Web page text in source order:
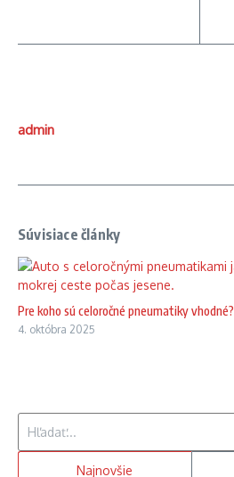
admin
Súvisiace články
Pre koho sú celoročné pneumatiky vhodné?
4. októbra 2025
Najnovšie